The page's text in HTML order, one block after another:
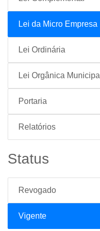
Lei da Micro Empresa
Lei Ordinária
Lei Orgânica Municipal
Portaria
Relatórios
Status
Revogado
Vigente